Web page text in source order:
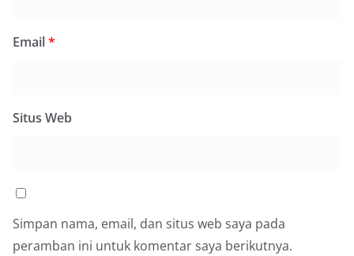
Email*
Situs Web
Simpan nama, email, dan situs web saya pada
peramban ini untuk komentar saya berikutnya.